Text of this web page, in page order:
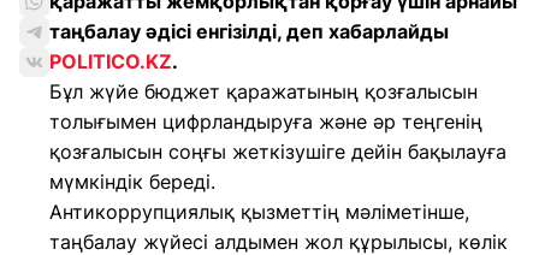
таңбалау әдісі енгізілді, деп хабарлайды
POLITICO.KZ.
Бұл жүйе бюджет қаражатының қозғалысын
толығымен цифрландыруға және әр теңгенің
қозғалысын соңғы жеткізушіге дейін бақылауға
мүмкіндік береді.
Антикоррупциялық қызметтің мәліметінше,
таңбалау жүйесі алдымен жол құрылысы, көлік